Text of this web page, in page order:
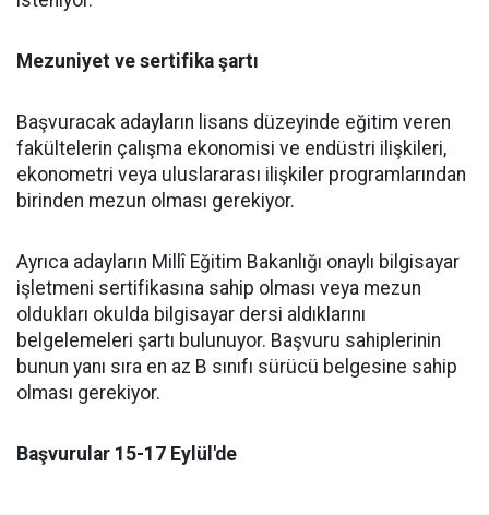
Mezuniyet ve sertifika şartı
Başvuracak adayların lisans düzeyinde eğitim veren
fakültelerin çalışma ekonomisi ve endüstri ilişkileri,
ekonometri veya uluslararası ilişkiler programlarından
birinden mezun olması gerekiyor.
Ayrıca adayların Millî Eğitim Bakanlığı onaylı bilgisayar
işletmeni sertifikasına sahip olması veya mezun
oldukları okulda bilgisayar dersi aldıklarını
belgelemeleri şartı bulunuyor. Başvuru sahiplerinin
bunun yanı sıra en az B sınıfı sürücü belgesine sahip
olması gerekiyor.
Başvurular 15-17 Eylül'de